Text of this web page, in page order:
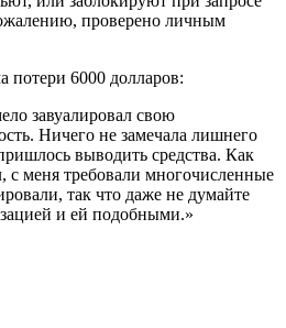
проверено личным
потери 6000 долларов:
завуалировал свою
Ничего не замечала лишнего
выводить средства. Как
с меня требовали многочисленные
так что даже не думайте
и ей подобными.»